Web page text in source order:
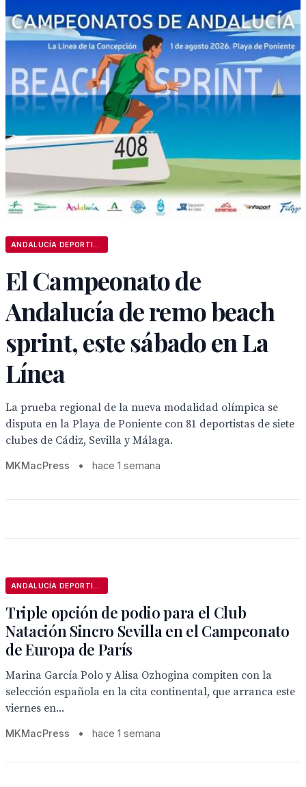
El Campeonato de
Andalucía de remo beach
sprint, este sábado en La
Línea
La prueba regional de la nueva modalidad olímpica se
disputa en la Playa de Poniente con 81 deportistas de siete
clubes de Cádiz, Sevilla y Málaga.
MKMacPress • hace 1 semana
Triple opción de podio para el Club
Natación Sincro Sevilla en el Campeonato
de Europa de París
Marina García Polo y Alisa Ozhogina compiten con la
selección española en la cita continental, que arranca este
viernes en...
MKMacPress • hace 1 semana